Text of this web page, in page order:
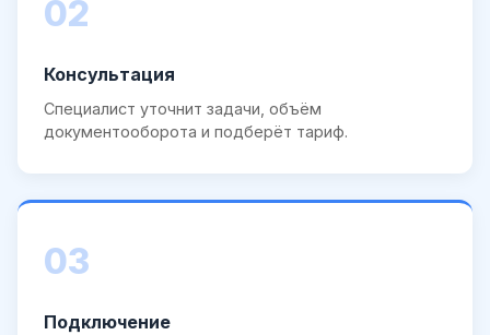
02
Консультация
Специалист уточнит задачи, объём
документооборота и подберёт тариф.
03
Подключение